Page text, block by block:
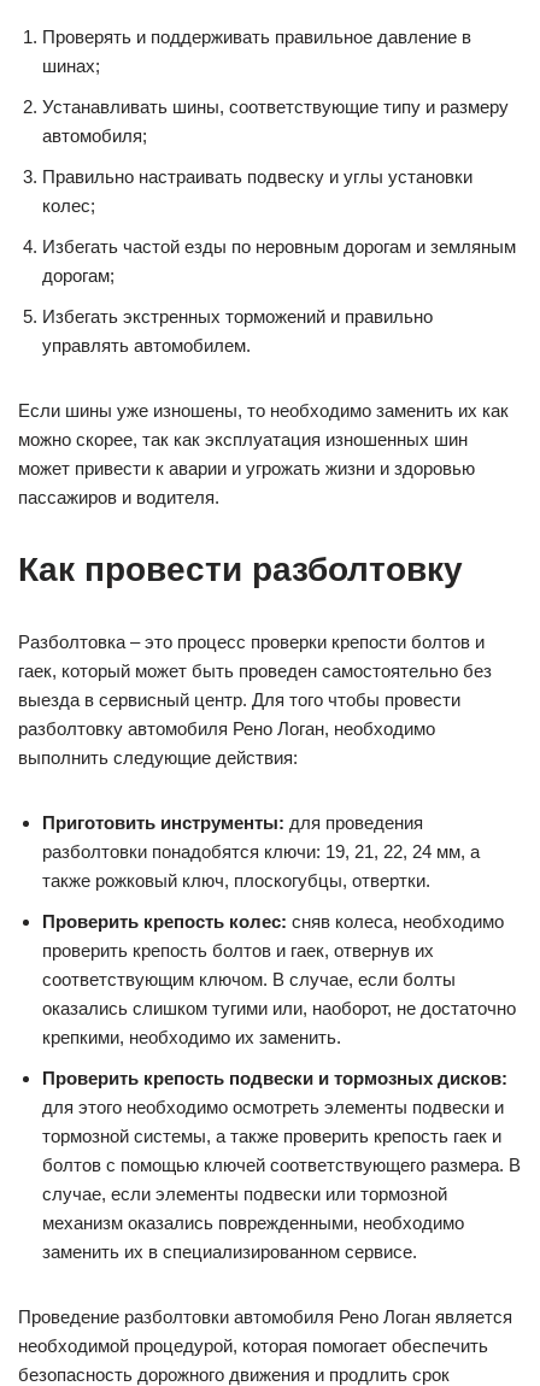
Проверять и поддерживать правильное давление в
шинах;
Устанавливать шины, соответствующие типу и размеру
автомобиля;
Правильно настраивать подвеску и углы установки
колес;
Избегать частой езды по неровным дорогам и земляным
дорогам;
Избегать экстренных торможений и правильно
управлять автомобилем.
Если шины уже изношены, то необходимо заменить их как
можно скорее, так как эксплуатация изношенных шин
может привести к аварии и угрожать жизни и здоровью
пассажиров и водителя.
Как провести разболтовку
Разболтовка – это процесс проверки крепости болтов и
гаек, который может быть проведен самостоятельно без
выезда в сервисный центр. Для того чтобы провести
разболтовку автомобиля Рено Логан, необходимо
выполнить следующие действия:
Приготовить инструменты: для проведения
разболтовки понадобятся ключи: 19, 21, 22, 24 мм, а
также рожковый ключ, плоскогубцы, отвертки.
Проверить крепость колес: сняв колеса, необходимо
проверить крепость болтов и гаек, отвернув их
соответствующим ключом. В случае, если болты
оказались слишком тугими или, наоборот, не достаточно
крепкими, необходимо их заменить.
Проверить крепость подвески и тормозных дисков:
для этого необходимо осмотреть элементы подвески и
тормозной системы, а также проверить крепость гаек и
болтов с помощью ключей соответствующего размера. В
случае, если элементы подвески или тормозной
механизм оказались поврежденными, необходимо
заменить их в специализированном сервисе.
Проведение разболтовки автомобиля Рено Логан является
необходимой процедурой, которая помогает обеспечить
безопасность дорожного движения и продлить срок